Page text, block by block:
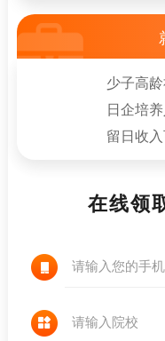
少子高
日企培
留日收
在线领